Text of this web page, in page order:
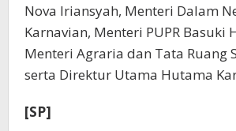
Nova Iriansyah, Menteri Dalam
Karnavian, Menteri PUPR Basuki
Menteri Agraria dan Tata Ruang
serta Direktur Utama Hutama
[SP]